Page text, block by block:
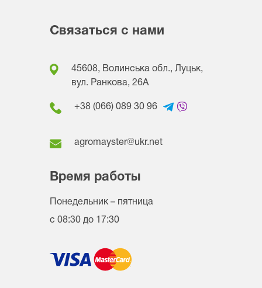
Связаться с нами
45608, Волинська обл., Луцьк,
вул. Ранкова, 26A
+38 (066) 089 30 96
agromayster@ukr.net
Время работы
Понедельник – пятница
с 08:30 до 17:30